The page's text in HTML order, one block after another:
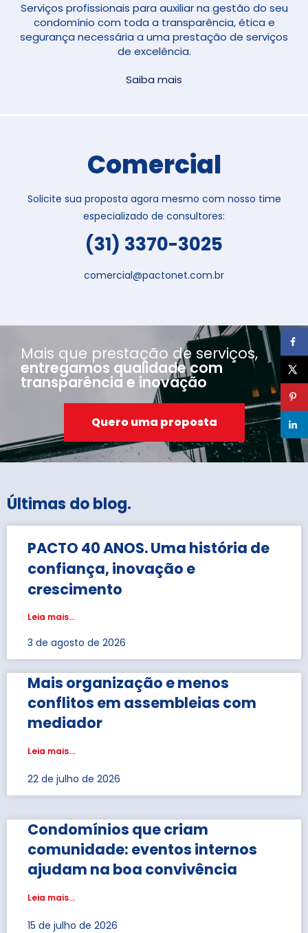
Serviços profissionais para auxiliar na gestão do seu
condomínio com toda a transparência, ética e
segurança necessária a uma prestação de serviços
de excelência.
Saiba mais
Comercial
Solicite sua proposta agora mesmo com nosso time
especializado de consultores:
(31) 3370-3025
comercial@pactonet.com.br
Mais que prestação de serviços,
entregamos qualidade com
transparência e inovação
Quero uma proposta
Últimas do blog.
PACTO 40 ANOS. Uma história de
confiança, inovação e
crescimento
Leia mais...
3 de agosto de 2026
Mais organização e menos
conflitos em assembleias com
mediador
Leia mais...
22 de julho de 2026
Condomínios que criam
comunidade: eventos internos
ajudam na boa convivência
Leia mais...
15 de julho de 2026